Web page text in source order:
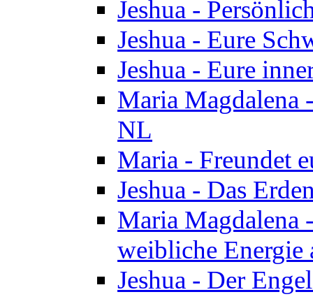
Jeshua -
Jeshua - Eure
Jeshua - Eure
Maria Magdalena
NL
Maria - Freundet
Jeshua - Das
Maria Magdalena
weibliche Energie
Jeshua - Der